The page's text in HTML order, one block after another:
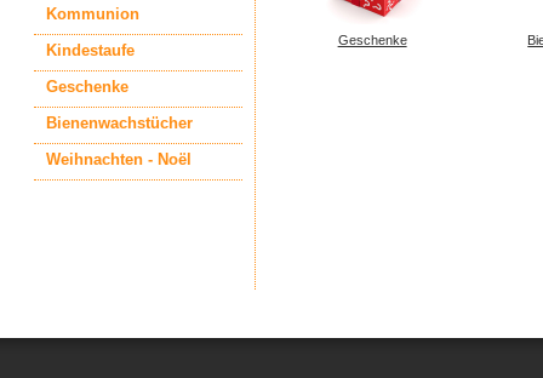
Kommunion
Kindestaufe
Geschenke
Bienenwachstücher
Weihnachten - Noël
Geschenke